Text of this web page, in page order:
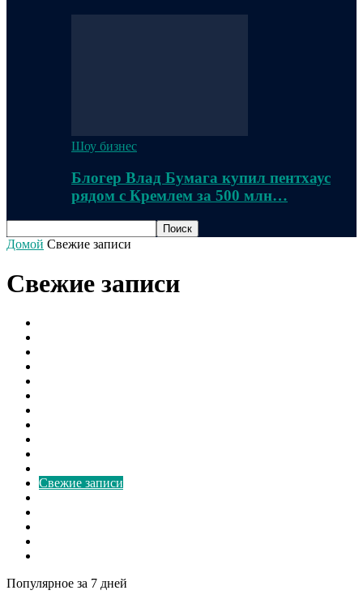
Шоу бизнес
Блогер Влад Бумага купил пентхаус
рядом с Кремлем за 500 млн…
Домой Свежие записи
Свежие записи
Свежие записи
Популярное за 7 дней